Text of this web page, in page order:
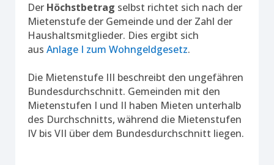
Der Höchstbetrag selbst richtet sich nach der
Mietenstufe der Gemeinde und der Zahl der
Haushaltsmitglieder. Dies ergibt sich
aus Anlage I zum Wohngeldgesetz.
Die Mietenstufe III beschreibt den ungefähren
Bundesdurchschnitt. Gemeinden mit den
Mietenstufen I und II haben Mieten unterhalb
des Durchschnitts, während die Mietenstufen
IV bis VII über dem Bundesdurchschnitt liegen.